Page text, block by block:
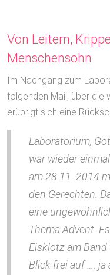
Von Leitern,
Menschensohn
Im Nachgang zum
folgenden Mail, über die
erübrigt sich eine
Laboratorium,
war wieder
am 28.11. 2014
den Gerechten.
eine
Thema Advent.
Eisklotz am
Blick frei auf …. ja